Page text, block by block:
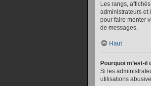
Les rangs,
administrateurs et
pour faire monter
de messages.
Haut
Pourquoi m’est-il
Si les
utilisations